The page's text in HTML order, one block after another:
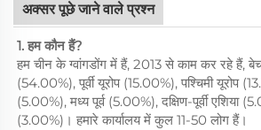
अक्सर पूछे जाने वाले प्रश्न
1. हम कौन हैं?
हम चीन के ग्वांगडोंग में हैं, 2013 से काम कर रहे हैं,
(54.00%), पूर्वी यूरोप (15.00%), पश्चिमी यूरोप
(5.00%), मध्य पूर्व (5.00%), दक्षिण-पूर्वी एशिया
(3.00%)। हमारे कार्यालय में कुल 11-50 लोग हैं।